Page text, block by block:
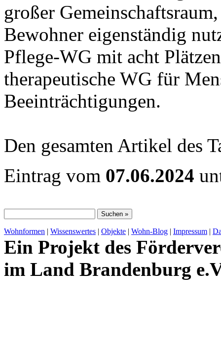
großer
Bewohner eigenständig
Pflege-WG mit acht
therapeutische WG für
Beeinträchtigungen.
Den gesamten Artikel des
Eintrag vom 07.06.2024
Wohnformen | Wissenswertes | Objekte | Wohn-Blog | Impressum |
Ein Projekt des
im Land Brandenburg